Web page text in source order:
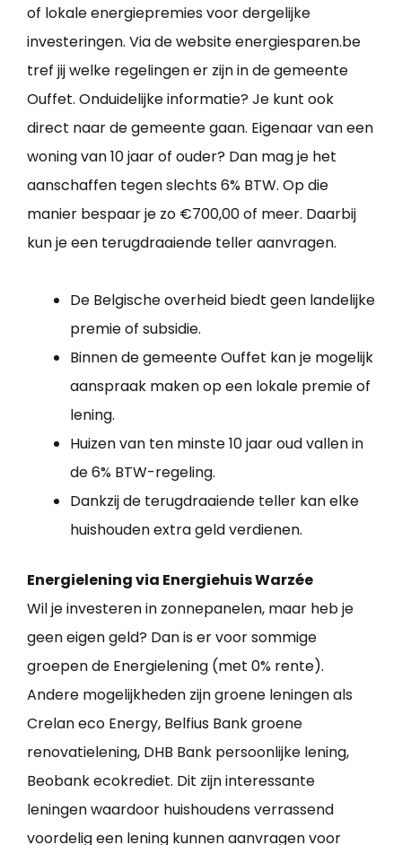
of lokale energiepremies voor dergelijke
investeringen. Via de website energiesparen.be
tref jij welke regelingen er zijn in de gemeente
Ouffet. Onduidelijke informatie? Je kunt ook
direct naar de gemeente gaan. Eigenaar van een
woning van 10 jaar of ouder? Dan mag je het
aanschaffen tegen slechts 6% BTW. Op die
manier bespaar je zo €700,00 of meer. Daarbij
kun je een terugdraaiende teller aanvragen.
De Belgische overheid biedt geen landelijke
premie of subsidie.
Binnen de gemeente Ouffet kan je mogelijk
aanspraak maken op een lokale premie of
lening.
Huizen van ten minste 10 jaar oud vallen in
de 6% BTW-regeling.
Dankzij de terugdraaiende teller kan elke
huishouden extra geld verdienen.
Energielening via Energiehuis Warzée
Wil je investeren in zonnepanelen, maar heb je
geen eigen geld? Dan is er voor sommige
groepen de Energielening (met 0% rente).
Andere mogelijkheden zijn groene leningen als
Crelan eco Energy, Belfius Bank groene
renovatielening, DHB Bank persoonlijke lening,
Beobank ecokrediet. Dit zijn interessante
leningen waardoor huishoudens verrassend
voordelig een lening kunnen aanvragen voor